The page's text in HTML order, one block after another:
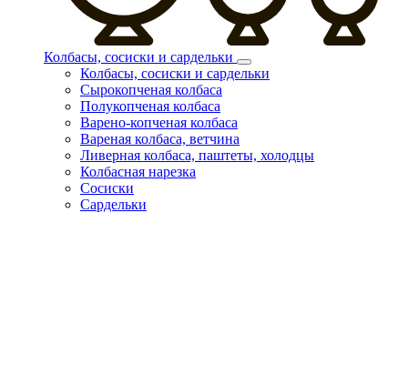
Колбасы, сосиски и сардельки
Колбасы, сосиски и сардельки
Сырокопченая колбаса
Полукопченая колбаса
Варено-копченая колбаса
Вареная колбаса, ветчина
Ливерная колбаса, паштеты, холодцы
Колбасная нарезка
Сосиски
Сардельки